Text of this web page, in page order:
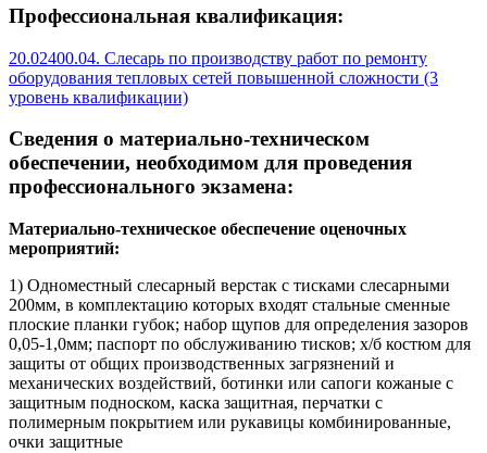
Профессиональная квалификация:
20.02400.04. Слесарь по производству работ по ремонту
оборудования тепловых сетей повышенной сложности (3
уровень квалификации)
Сведения о материально-техническом
обеспечении, необходимом для проведения
профессионального экзамена:
Материально-техническое обеспечение оценочных
мероприятий:
1) Одноместный слесарный верстак с тисками слесарными
200мм, в комплектацию которых входят стальные сменные
плоские планки губок; набор щупов для определения зазоров
0,05-1,0мм; паспорт по обслуживанию тисков; х/б костюм для
защиты от общих производственных загрязнений и
механических воздействий, ботинки или сапоги кожаные с
защитным подноском, каска защитная, перчатки с
полимерным покрытием или рукавицы комбинированные,
очки защитные